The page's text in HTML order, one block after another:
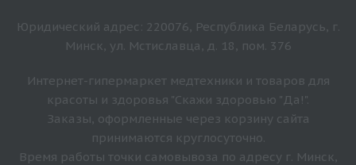
Юридический адрес: 220076, Республика Беларусь, г.
Минск, ул. Мстиславца, д. 18, пом. 376
Интернет-гипермаркет медтехники и товаров для
красоты и здоровья "Скажи здоровью "Да!".
Заказы, оформленные через корзину сайта
принимаются круглосуточно.
Время работы точки самовывоза по адресу г. Минск,